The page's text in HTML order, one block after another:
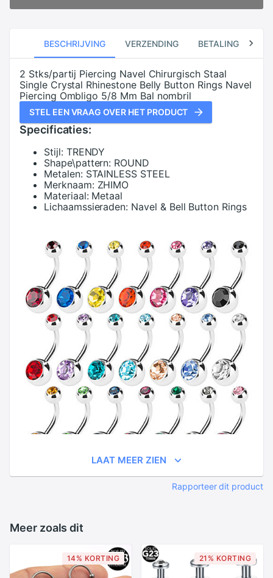
BESCHRIJVING VERZENDING BETALING
2 Stks/partij Piercing Navel Chirurgisch Staal
Single Crystal Rhinestone Belly Button Rings Navel
Piercing Ombligo 5/8 Mm Bal nombril
STEL EEN VRAAG OVER HET PRODUCT
Specificaties:
Stijl: TRENDY
Shape\pattern: ROUND
Metalen: STAINLESS STEEL
Merknaam: ZHIMO
Materiaal: Metaal
Lichaamssieraden: Navel & Bell Button Rings
LAAT MEER ZIEN
Rapporteer dit product
Meer zoals dit
14% KORTING 21% KORTING